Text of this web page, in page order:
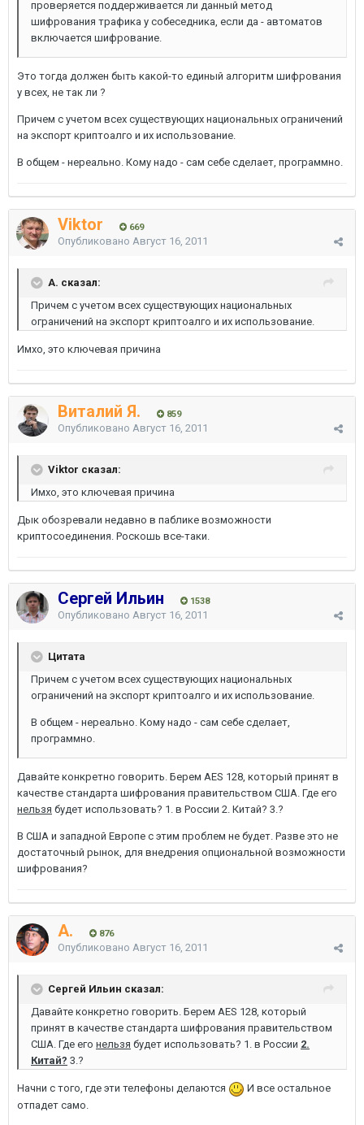
проверяется поддерживается ли данный метод
шифрования трафика у собеседника, если да - автоматов
включается шифрование.
Это тогда должен быть какой-то единый алгоритм шифрования
у всех, не так ли ?
Причем с учетом всех существующих национальных ограничений
на экспорт криптоалго и их использование.
В общем - нереально. Кому надо - сам себе сделает, программно.
Viktor 669
Опубликовано Август 16, 2011
A. сказал:
Причем с учетом всех существующих национальных
ограничений на экспорт криптоалго и их использование.
Имхо, это ключевая причина
Виталий Я. 859
Опубликовано Август 16, 2011
Viktor сказал:
Имхо, это ключевая причина
Дык обозревали недавно в паблике возможности
криптосоединения. Роскошь все-таки.
Сергей Ильин 1538
Опубликовано Август 16, 2011
Цитата
Причем с учетом всех существующих национальных
ограничений на экспорт криптоалго и их использование.
В общем - нереально. Кому надо - сам себе сделает,
программно.
Давайте конкретно говорить. Берем AES 128, который принят в
качестве стандарта шифрования правительством США. Где его
нельзя будет использовать? 1. в России 2. Китай? 3.?
В США и западной Европе с этим проблем не будет. Разве это не
достаточный рынок, для внедрения опциональной возможности
шифрования?
A. 876
Опубликовано Август 16, 2011
Сергей Ильин сказал:
Давайте конкретно говорить. Берем AES 128, который
принят в качестве стандарта шифрования правительством
США. Где его нельзя будет использовать? 1. в России 2.
Китай? 3.?
Начни с того, где эти телефоны делаются
И все остальное
отпадет само.